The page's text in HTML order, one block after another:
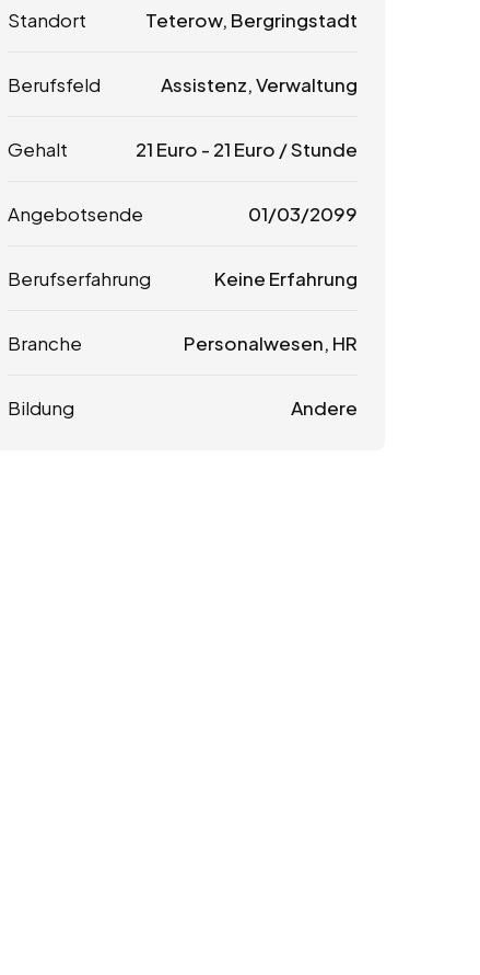
Standort Teterow, Bergringstadt
Berufsfeld Assistenz, Verwaltung
Gehalt 21 Euro - 21 Euro / Stunde
Angebotsende 01/03/2099
Berufserfahrung Keine Erfahrung
Branche Personalwesen, HR
Bildung Andere